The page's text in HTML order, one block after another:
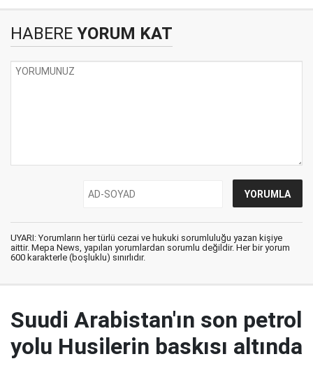
HABERE YORUM KAT
UYARI: Yorumların her türlü cezai ve hukuki sorumluluğu yazan kişiye
aittir. Mepa News, yapılan yorumlardan sorumlu değildir. Her bir yorum
600 karakterle (boşluklu) sınırlıdır.
Suudi Arabistan'ın son petrol
yolu Husilerin baskısı altında